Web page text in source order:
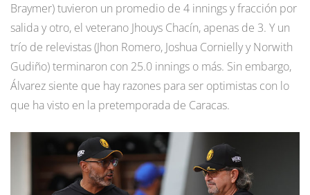
Braymer) tuvieron un promedio de 4 innings y fracción por
salida y otro, el veterano Jhouys Chacín, apenas de 3. Y un
trío de relevistas (Jhon Romero, Joshua Cornielly y Norwith
Gudiño) terminaron con 25.0 innings o más. Sin embargo,
Álvarez siente que hay razones para ser optimistas con lo
que ha visto en la pretemporada de Caracas.